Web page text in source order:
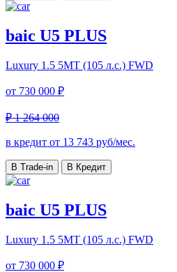
baic U5 PLUS
Luxury 1.5 5MT (105 л.с.) FWD
от 730 000 ₽
₽ 1 264 000
в кредит от 13 743 руб/мес.
В Trade-in В Кредит
baic U5 PLUS
Luxury 1.5 5MT (105 л.с.) FWD
от 730 000 ₽